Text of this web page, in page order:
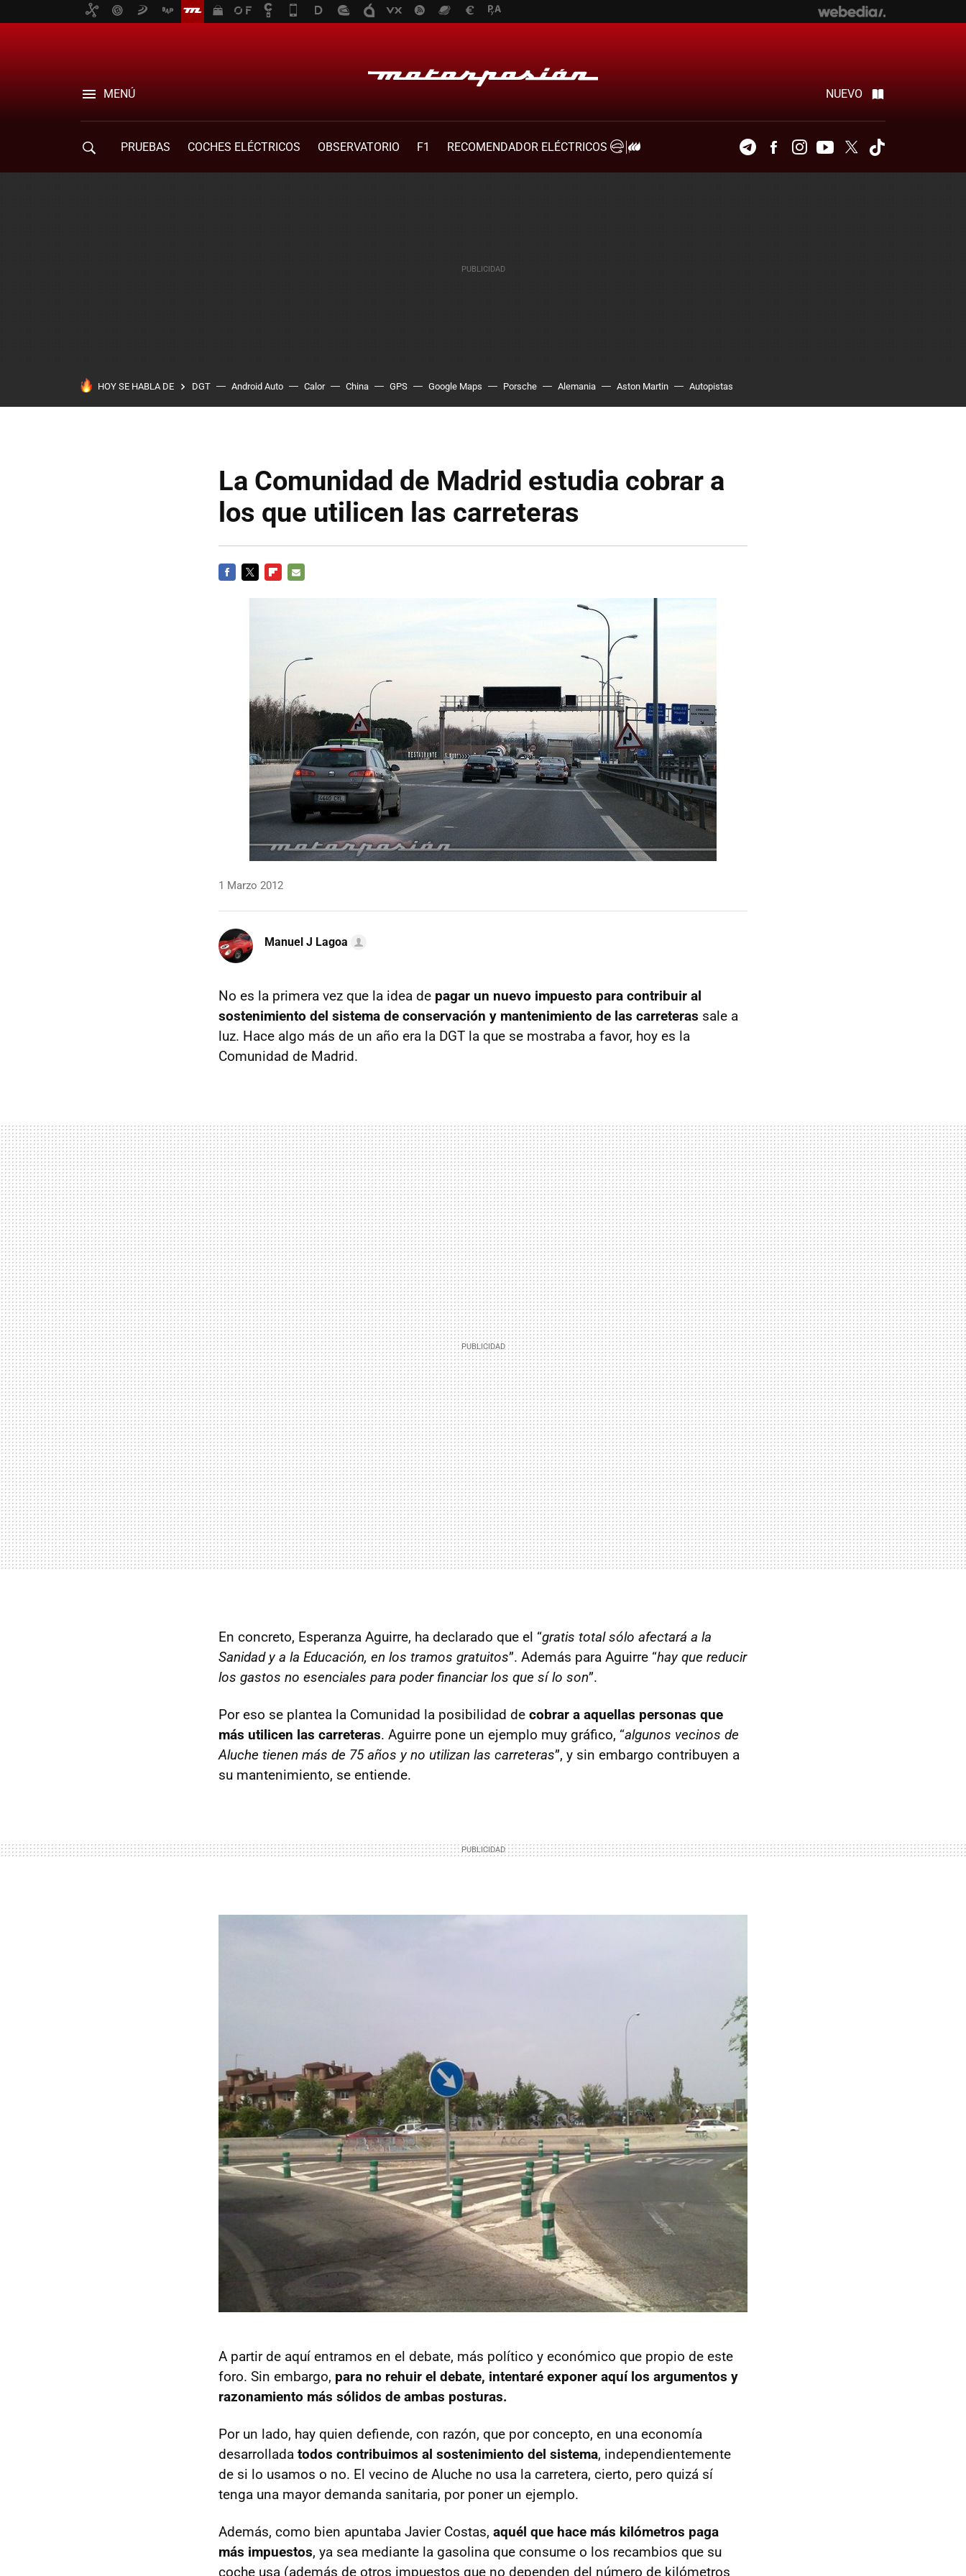
MENÚ NUEVO
PRUEBAS COCHES ELÉCTRICOS OBSERVATORIO F1
RECOMENDADOR ELÉCTRICOS
TelegramFacebookInstagramYoutubeTwitter
HOY SE HABLA DE DGT Android Auto Calor China GPS Google Maps Porsche Alemania Aston Martin Autopistas
La Comunidad de Madrid estudia cobrar a
los que utilicen las carreteras
1 Marzo 2012
Manuel J Lagoa
No es la primera vez que la idea de pagar un nuevo impuesto para contribuir al
sostenimiento del sistema de conservación y mantenimiento de las carreteras sale a
luz. Hace algo más de un año era la DGT la que se mostraba a favor, hoy es la
Comunidad de Madrid.
En concreto, Esperanza Aguirre, ha declarado que el “gratis total sólo afectará a la
Sanidad y a la Educación, en los tramos gratuitos”. Además para Aguirre “hay que reducir
los gastos no esenciales para poder financiar los que sí lo son”.
Por eso se plantea la Comunidad la posibilidad de cobrar a aquellas personas que
más utilicen las carreteras. Aguirre pone un ejemplo muy gráfico, “algunos vecinos de
Aluche tienen más de 75 años y no utilizan las carreteras”, y sin embargo contribuyen a
su mantenimiento, se entiende.
A partir de aquí entramos en el debate, más político y económico que propio de este
foro. Sin embargo, para no rehuir el debate, intentaré exponer aquí los argumentos y
razonamiento más sólidos de ambas posturas.
Por un lado, hay quien defiende, con razón, que por concepto, en una economía
desarrollada todos contribuimos al sostenimiento del sistema, independientemente
de si lo usamos o no. El vecino de Aluche no usa la carretera, cierto, pero quizá sí
tenga una mayor demanda sanitaria, por poner un ejemplo.
Además, como bien apuntaba Javier Costas, aquél que hace más kilómetros paga
más impuestos, ya sea mediante la gasolina que consume o los recambios que su
coche usa (además de otros impuestos que no dependen del número de kilómetros